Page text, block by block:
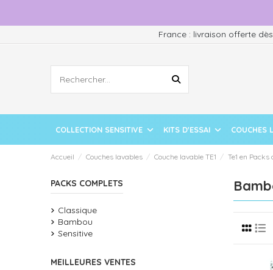
France : livraison offerte
COLLECTION SENSITIVE KITS D'ESSAI COUCHES
Accueil Couches lavables Couche lavable TE1 Te1 en
PACKS COMPLETS
Classique
Bambou
Sensitive
MEILLEURES VENTES